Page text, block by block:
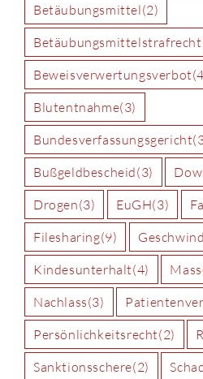
Betäubungsmittel(2)
Betäubungsmittelstrafrecht
Beweisverwertungsverbot
Blutentnahme(3)
Bundesverfassungsgericht
Bußgeldbescheid(3)
Drogen(3) EuGH(3)
Filesharing(9)
Kindesunterhalt(4)
Nachlass(3)
Persönlichkeitsrecht(2)
Sanktionsschere(2)